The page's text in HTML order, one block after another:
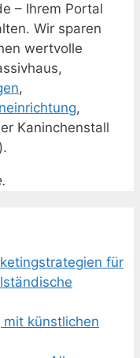
– Ihrem Portal
Wir sparen
wertvolle
,
,
Kaninchenstall
).
für
künstlichen